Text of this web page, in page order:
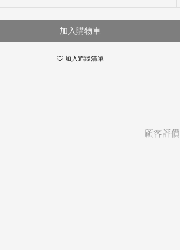
加入購物車
加入追蹤清單
顧客評價